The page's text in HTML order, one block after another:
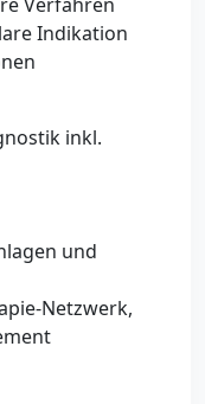
Indikation
inkl.
und
Netzwerk,